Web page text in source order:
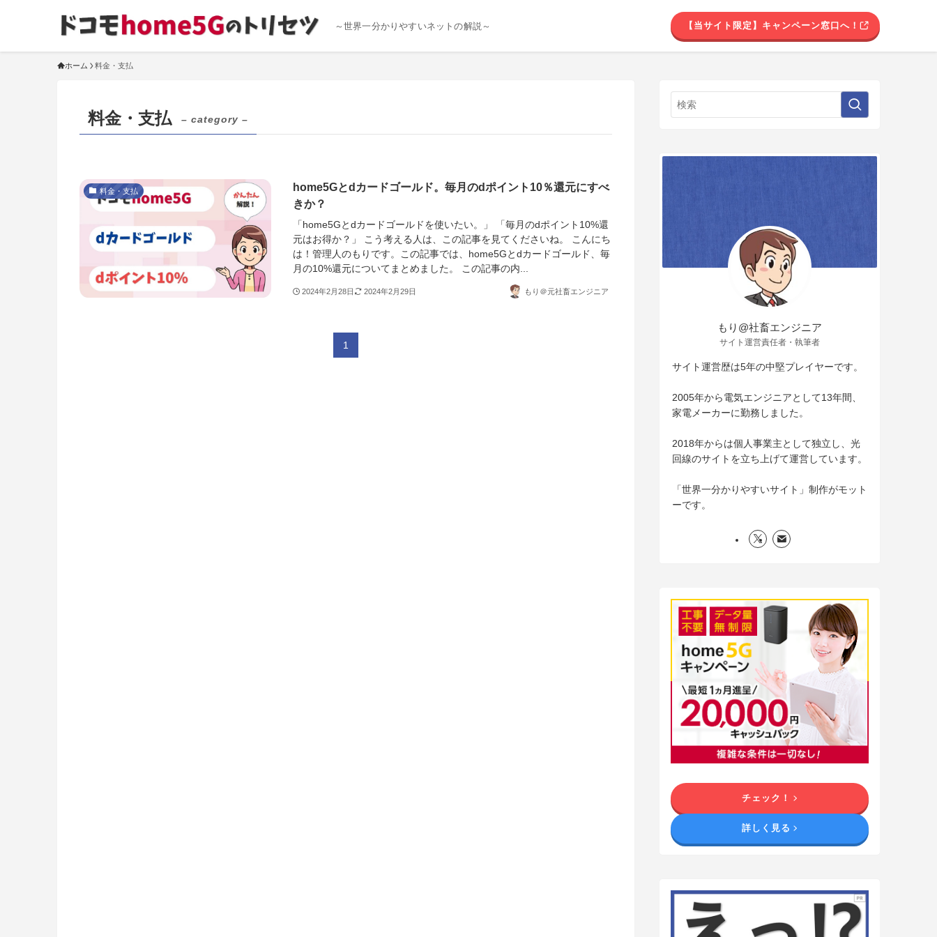
～世界一分かりやすいネットの解説～ 【当サイト限定】キャンペーン窓口へ！
ホーム 料金・支払
料金・支払 – category –
料金・支払
home5Gとdカードゴールド。毎月のdポイント10％還元にすべ
きか？
「home5Gとdカードゴールドを使いたい。」 「毎月のdポイント10%還
元はお得か？」 こう考える人は、この記事を見てくださいね。 こんにち
は！管理人のもりです。この記事では、home5Gとdカードゴールド、毎
月の10%還元についてまとめました。 この記事の内...
2024年2月28日 2024年2月29日 もり＠元社畜エンジニア
1
もり@社畜エンジニア
サイト運営責任者・執筆者
サイト運営歴は5年の中堅プレイヤーです。
2005年から電気エンジニアとして13年間、
家電メーカーに勤務しました。
2018年からは個人事業主として独立し、光
回線のサイトを立ち上げて運営しています。
「世界一分かりやすいサイト」制作がモット
ーです。
チェック！
詳しく見る